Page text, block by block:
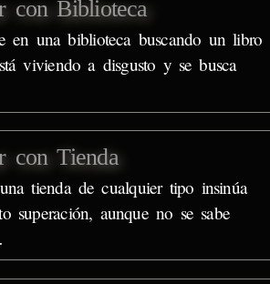
con Biblioteca
en una biblioteca buscando un libro
viviendo a disgusto y se busca
con Tienda
tienda de cualquier tipo insinúa
superación, aunque no se sabe